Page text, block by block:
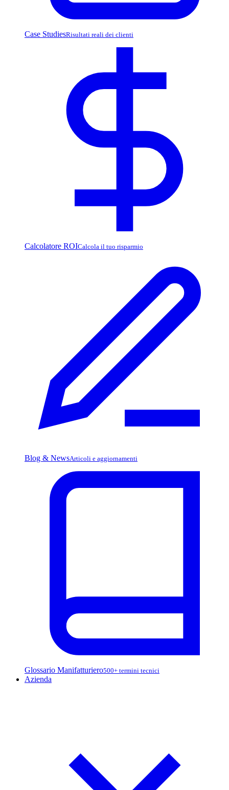
Case StudiesRisultati reali dei clienti
Calcolatore ROICalcola il tuo risparmio
Blog & NewsArticoli e aggiornamenti
Glossario Manifatturiero500+ termini tecnici
Azienda